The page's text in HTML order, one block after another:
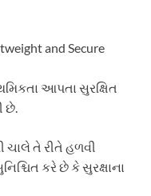
and Secure
આપતા સુરક્ષિત
છે.
ચાલે તે રીતે હળવી
કરે છે કે સુરક્ષાના